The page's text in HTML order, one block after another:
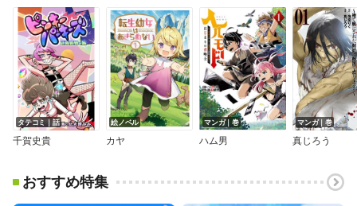
タテコミ｜話
千賀史貴
絵ノベル
カヤ
マンガ｜巻
ハム男
マンガ｜巻
真じろう
おすすめ特集